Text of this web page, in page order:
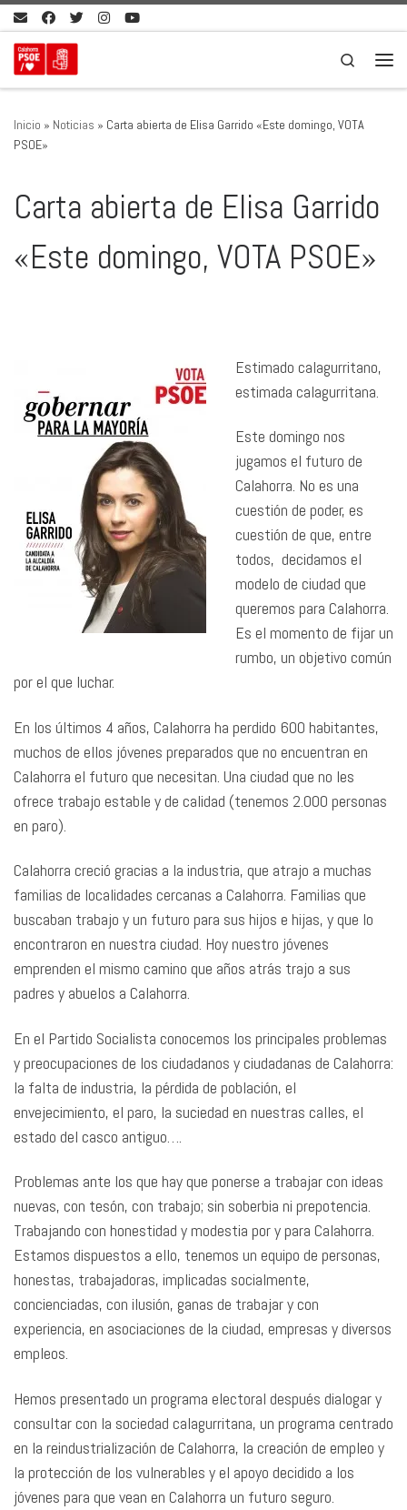
Saltar al contenido
Search
Inicio » Noticias » Carta abierta de Elisa Garrido «Este domingo, VOTA
PSOE»
Carta abierta de Elisa Garrido
«Este domingo, VOTA PSOE»
Estimado calagurritano,
estimada calagurritana.
Este domingo nos
jugamos el futuro de
Calahorra. No es una
cuestión de poder, es
cuestión de que, entre
todos, decidamos el
modelo de ciudad que
queremos para Calahorra.
Es el momento de fijar un
rumbo, un objetivo común
por el que luchar.
En los últimos 4 años, Calahorra ha perdido 600 habitantes,
muchos de ellos jóvenes preparados que no encuentran en
Calahorra el futuro que necesitan. Una ciudad que no les
ofrece trabajo estable y de calidad (tenemos 2.000 personas
en paro).
Calahorra creció gracias a la industria, que atrajo a muchas
familias de localidades cercanas a Calahorra. Familias que
buscaban trabajo y un futuro para sus hijos e hijas, y que lo
encontraron en nuestra ciudad. Hoy nuestro jóvenes
emprenden el mismo camino que años atrás trajo a sus
padres y abuelos a Calahorra.
En el Partido Socialista conocemos los principales problemas
y preocupaciones de los ciudadanos y ciudadanas de Calahorra:
la falta de industria, la pérdida de población, el
envejecimiento, el paro, la suciedad en nuestras calles, el
estado del casco antiguo….
Problemas ante los que hay que ponerse a trabajar con ideas
nuevas, con tesón, con trabajo; sin soberbia ni prepotencia.
Trabajando con honestidad y modestia por y para Calahorra.
Estamos dispuestos a ello, tenemos un equipo de personas,
honestas, trabajadoras, implicadas socialmente,
concienciadas, con ilusión, ganas de trabajar y con
experiencia, en asociaciones de la ciudad, empresas y diversos
empleos.
Hemos presentado un programa electoral después dialogar y
consultar con la sociedad calagurritana, un programa centrado
en la reindustrialización de Calahorra, la creación de empleo y
la protección de los vulnerables y el apoyo decidido a los
jóvenes para que vean en Calahorra un futuro seguro.